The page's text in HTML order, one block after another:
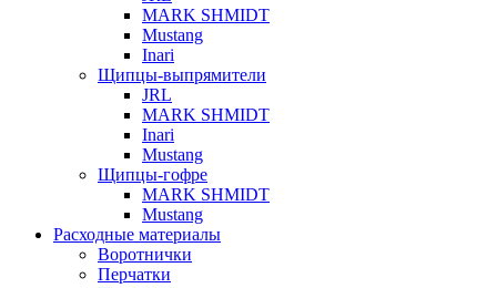
MARK SHMIDT
Mustang
Inari
Щипцы-выпрямители
JRL
MARK SHMIDT
Inari
Mustang
Щипцы-гофре
MARK SHMIDT
Mustang
Расходные материалы
Воротнички
Перчатки